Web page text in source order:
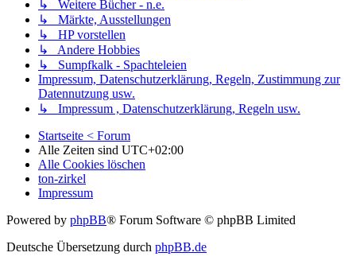
↳ Weitere Bücher - n.e.
↳ Märkte, Ausstellungen
↳ HP vorstellen
↳ Andere Hobbies
↳ Sumpfkalk - Spachteleien
Impressum, Datenschutzerklärung, Regeln, Zustimmung zur
Datennutzung usw.
↳ Impressum , Datenschutzerklärung, Regeln usw.
Startseite < Forum
Alle Zeiten sind UTC+02:00
Alle Cookies löschen
ton-zirkel
Impressum
Powered by phpBB® Forum Software © phpBB Limited
Deutsche Übersetzung durch phpBB.de